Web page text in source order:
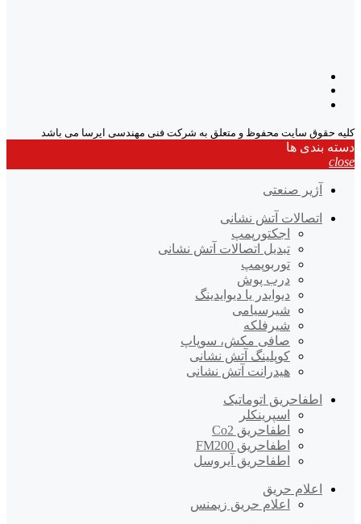
کلیه حقوق سایت محفوظ و متعلق به شرکت فنی مهندسی ایرسا می باشد
دسته بندی ها
close
آژیر صنعتی
اتصالات آتش نشانی
اجکتورپمپ
تبدیل اتصالات آتش نشانی
توربوپمپ
درب پوش
دیوایدر یا دیوایدینگ
شیرسیامی
شیرفلکه
صافی مکش، سوپاپ
کوپلینگ آتش نشانی
هیدرانت آتش نشانی
اطفاحریق اتوماتیک
اسپرینکلر
اطفاحریق Co2
اطفاحریق FM200
اطفاحریق آیروسل
اعلام حریق
اعلام حریق زیمنس